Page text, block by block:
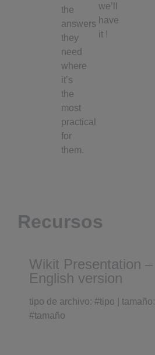
the
answers
they
need
where
it’s
the
most
practical
for
them.
we’ll
have
it !
Recursos
Wikit Presentation –
English version
tipo de archivo: #tipo | tamaño:
#tamaño